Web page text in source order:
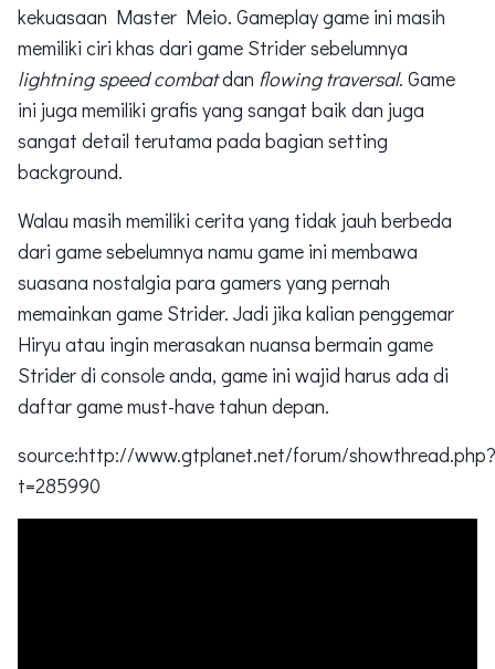
kekuasaan Master Meio. Gameplay game ini masih
memiliki ciri khas dari game Strider sebelumnya
lightning speed combatdan flowing traversal. Game
ini juga memiliki grafis yang sangat baik dan juga
sangat detail terutama pada bagian setting
background.
Walau masih memiliki cerita yang tidak jauh berbeda
dari game sebelumnya namu game ini membawa
suasana nostalgia para gamers yang pernah
memainkan game Strider. Jadi jika kalian penggemar
Hiryu atau ingin merasakan nuansa bermain game
Strider di console anda, game ini wajid harus ada di
daftar game must-have tahun depan.
source:http://www.gtplanet.net/forum/showthread.php?
t=285990